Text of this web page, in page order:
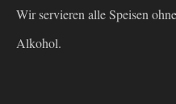
Wir servieren alle Speisen
Alkohol.